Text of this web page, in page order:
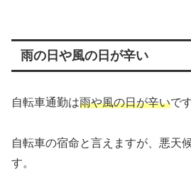
雨の日や風の日が辛い
自転車通勤は雨や風の日が辛いで
自転車の宿命と言えますが、悪天
す。